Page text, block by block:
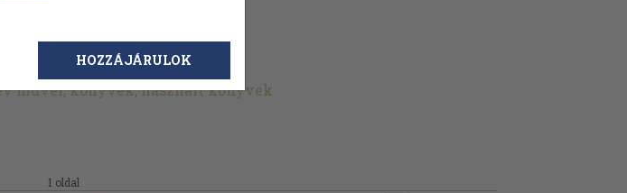
művei, könyvek, használt könyvek
1 oldal
HOZZÁJÁRULOK